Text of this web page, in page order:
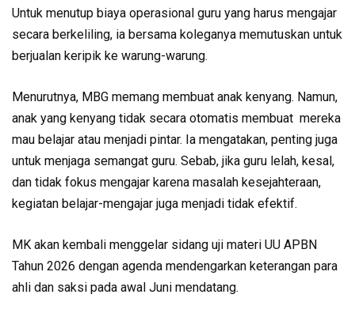
Untuk menutup biaya operasional guru yang harus mengajar
secara berkeliling, ia bersama koleganya memutuskan untuk
berjualan keripik ke warung-warung.
Menurutnya, MBG memang membuat anak kenyang. Namun,
anak yang kenyang tidak secara otomatis membuat mereka
mau belajar atau menjadi pintar. Ia mengatakan, penting juga
untuk menjaga semangat guru. Sebab, jika guru lelah, kesal,
dan tidak fokus mengajar karena masalah kesejahteraan,
kegiatan belajar-mengajar juga menjadi tidak efektif.
MK akan kembali menggelar sidang uji materi UU APBN
Tahun 2026 dengan agenda mendengarkan keterangan para
ahli dan saksi pada awal Juni mendatang.